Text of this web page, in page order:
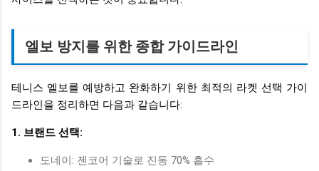
엘보 방지를 위한 종합 가이드라인
테니스 엘보를 예방하고 완화하기 위한 최적의 라켓 선택 가이
드라인을 정리하면 다음과 같습니다:
1. 브랜드 선택:
도네이: 젠코어 기술로 진동 70% 흡수